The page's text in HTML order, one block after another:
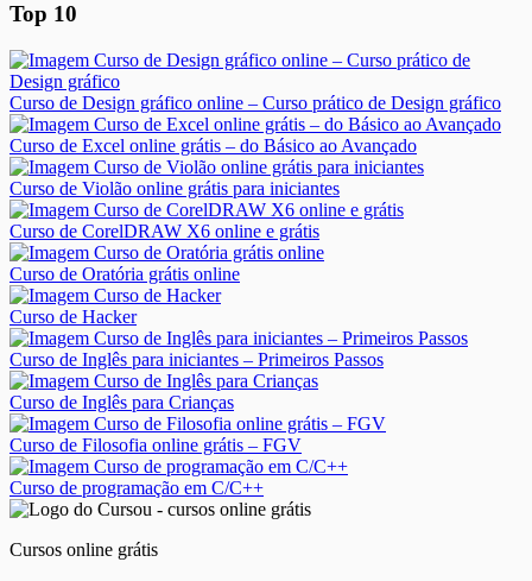
Top 10
Curso de Design gráfico online – Curso prático de Design gráfico
Curso de Excel online grátis – do Básico ao Avançado
Curso de Violão online grátis para iniciantes
Curso de CorelDRAW X6 online e grátis
Curso de Oratória grátis online
Curso de Hacker
Curso de Inglês para iniciantes – Primeiros Passos
Curso de Inglês para Crianças
Curso de Filosofia online grátis – FGV
Curso de programação em C/C++
Cursos online grátis